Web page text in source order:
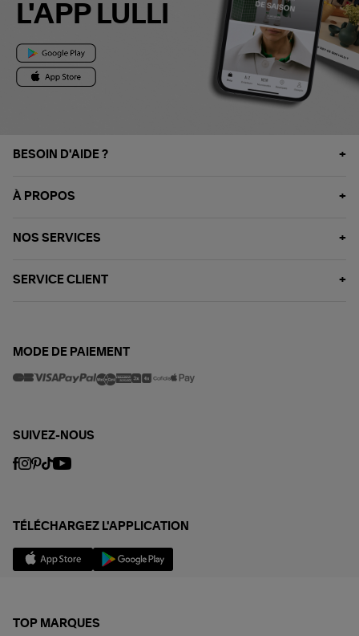
L'APP LULLI
BESOIN D'AIDE ?
À PROPOS
NOS SERVICES
SERVICE CLIENT
MODE DE PAIEMENT
SUIVEZ-NOUS
TÉLÉCHARGEZ L'APPLICATION
TOP MARQUES